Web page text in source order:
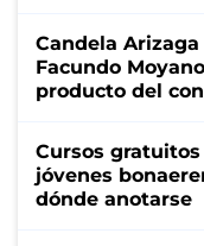
Candela
Facundo
producto del
Cursos
jóvenes
dónde anotarse